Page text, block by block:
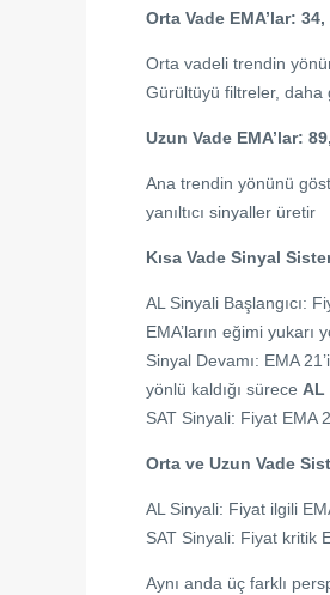
Orta Vade EMA’lar: 34,
Orta vadeli trendin
Gürültüyü filtreler,
Uzun Vade EMA’lar:
Ana trendin yönünü
yanıltıcı sinyaller üretir
Kısa Vade Sinyal
AL Sinyali Başlangıcı:
EMA’ların eğimi yukarı
Sinyal Devamı: EMA
yönlü kaldığı sürece AL
SAT Sinyali: Fiyat EMA
Orta ve Uzun Vade
AL Sinyali: Fiyat ilgili
SAT Sinyali: Fiyat kritik
Aynı anda üç farklı